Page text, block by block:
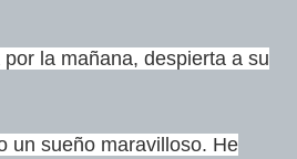
la mañana, despierta a su
un sueño maravilloso. He